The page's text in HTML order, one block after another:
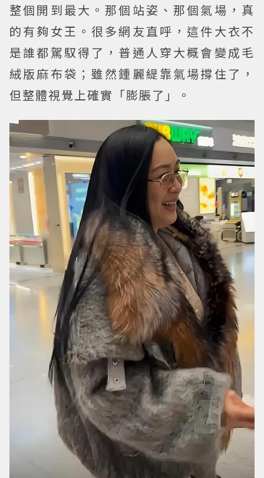
整個開到最大。那個站姿、那個氣場，真
的有夠女王。很多網友直呼，這件大衣不
是誰都駕馭得了，普通人穿大概會變成毛
絨版麻布袋；雖然鍾麗緹靠氣場撐住了，
但整體視覺上確實「膨脹了」。